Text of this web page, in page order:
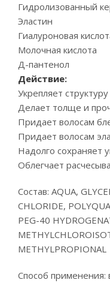
Гидролизованный
Эластин
Гиалуроновая
Молочная кислота
Д-пантенол
Действие:
Укрепляет
Делает толще и
Придает волосам
Придает волосам
Надолго сохраняет
Облегчает
Состав: AQUA,
CHLORIDE,
PEG-40
METHYLPROPIONAL
Способ